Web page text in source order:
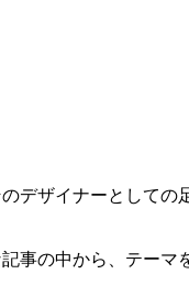
デザイナーとしての
事の中から、テーマ